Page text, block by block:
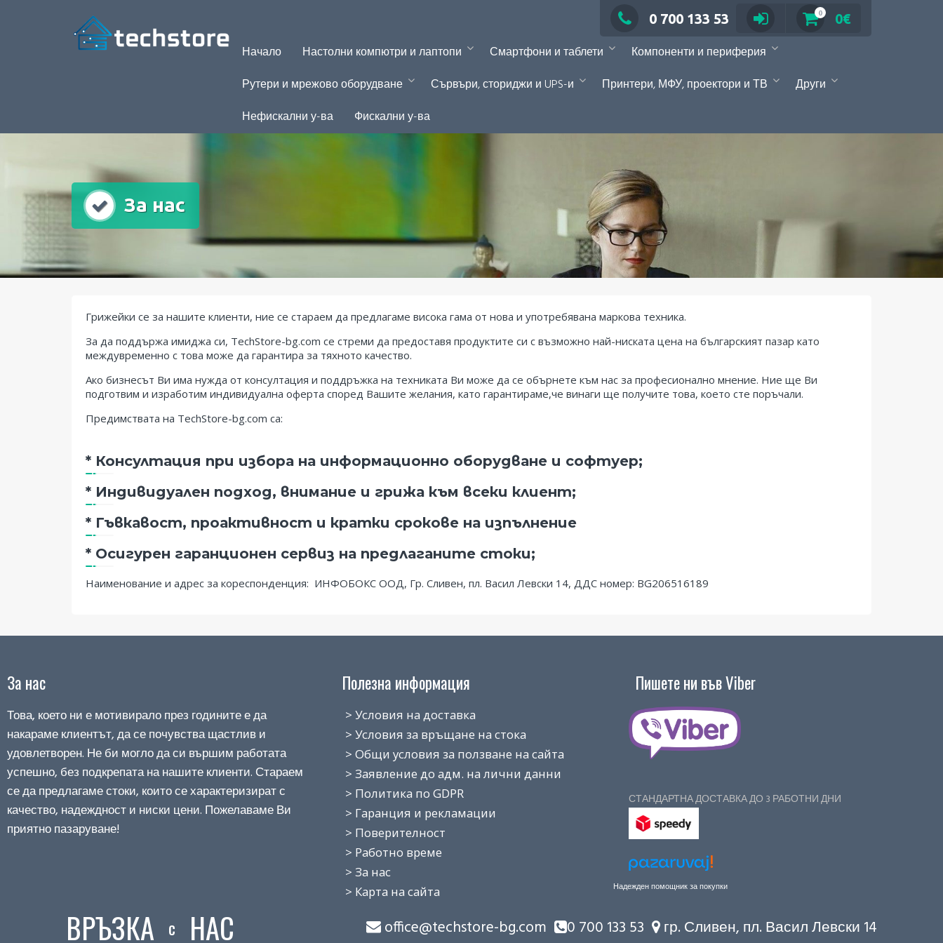
0 700 133 53 0 0€
Начало Настолни компютри и лаптопи Смартфони и таблети
Компоненти и периферия
Рутери и мрежово оборудване
Сървъри, сториджи и UPS-и Принтери, МФУ, проектори и ТВ
Други
Нефискални у-ва
Фискални у-ва
За нас
Грижейки се за нашите клиенти, ние се стараем да предлагаме висока гама от нова и употребявана маркова техника.
За да поддържа имиджa си, TechStore-bg.com се стреми да предоставя продуктите си с възможно най-ниската цена на българският пазар като
междувременно с това може да гарантира за тяхното качество.
Ако бизнесът Ви има нужда от консултация и поддръжка на техниката Ви може да се обърнете към нас за професионално мнение. Ние ще Ви
подготвим и изработим индивидуална оферта според Вашите желания, като гарантираме,че винаги ще получите това, което сте поръчали.
Предимствата на TechStore-bg.com са:
* Консултация при избора на информационно оборудване и софтуер;
* Индивидуален подход, внимание и грижа към всеки клиент;
* Гъвкавост, проактивност и кратки срокове на изпълнение
* Осигурен гаранционен сервиз на предлаганите стоки;
Наименование и адрес за кореспонденция: ИНФОБОКС ООД, Гр. Сливен, пл. Васил Левски 14, ДДС номер: BG206516189
За нас
Това, което ни е мотивирало през годините е да
накараме клиентът, да се почувства щастлив и
удовлетворен. Не би могло да си вършим работата
успешно, без подкрепата на нашите клиенти. Стараем
се да предлагаме стоки, които се характеризират с
качество, надеждност и ниски цени. Пожелаваме Ви
приятно пазаруване!
Полезна информация
> Условия на доставка
> Условия за връщане на стока
> Общи условия за ползване на сайта
> Заявление до адм. на лични данни
> Политика по GDPR
> Гаранция и рекламации
> Поверителност
> Работно време
> За нас
> Карта на сайта
Пишете ни във Viber
СТАНДАРТНА ДОСТАВКА ДО 3 РАБОТНИ ДНИ
Надежден помощник за покупки
ВРЪЗКА с НАС office@techstore-bg.com 0 700 133 53 гр. Сливен, пл. Васил Левски 14